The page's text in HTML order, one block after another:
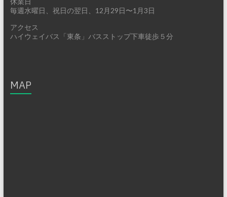
毎週水曜日、祝日の翌日、12月29日〜1月3日
アクセス
ハイウェイバス「東条」バスストップ下車徒歩５分
MAP